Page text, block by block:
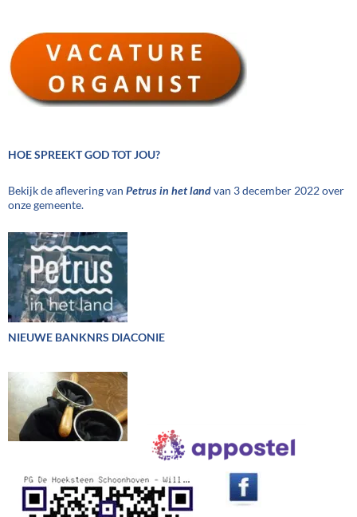
HOE SPREEKT GOD TOT JOU?
Bekijk de aflevering van Petrus in het landvan 3 december 2022 over
onze gemeente.
NIEUWE BANKNRS DIACONIE